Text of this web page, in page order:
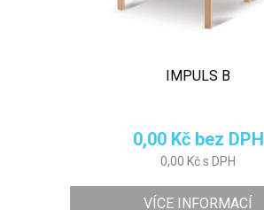
IMPULS B
0,00 Kč bez DPH
0,00 Kč s DPH
VÍCE INFORMACÍ